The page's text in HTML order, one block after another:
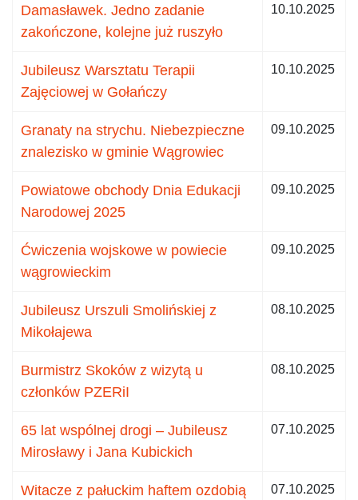
Damasławek. Jedno zadanie
zakończone, kolejne już ruszyło
10.10.2025
Jubileusz Warsztatu Terapii
Zajęciowej w Gołańczy
10.10.2025
Granaty na strychu. Niebezpieczne
znalezisko w gminie Wągrowiec
09.10.2025
Powiatowe obchody Dnia Edukacji
Narodowej 2025
09.10.2025
Ćwiczenia wojskowe w powiecie
wągrowieckim
09.10.2025
Jubileusz Urszuli Smolińskiej z
Mikołajewa
08.10.2025
Burmistrz Skoków z wizytą u
członków PZERiI
08.10.2025
65 lat wspólnej drogi – Jubileusz
Mirosławy i Jana Kubickich
07.10.2025
Witacze z pałuckim haftem ozdobią
07.10.2025